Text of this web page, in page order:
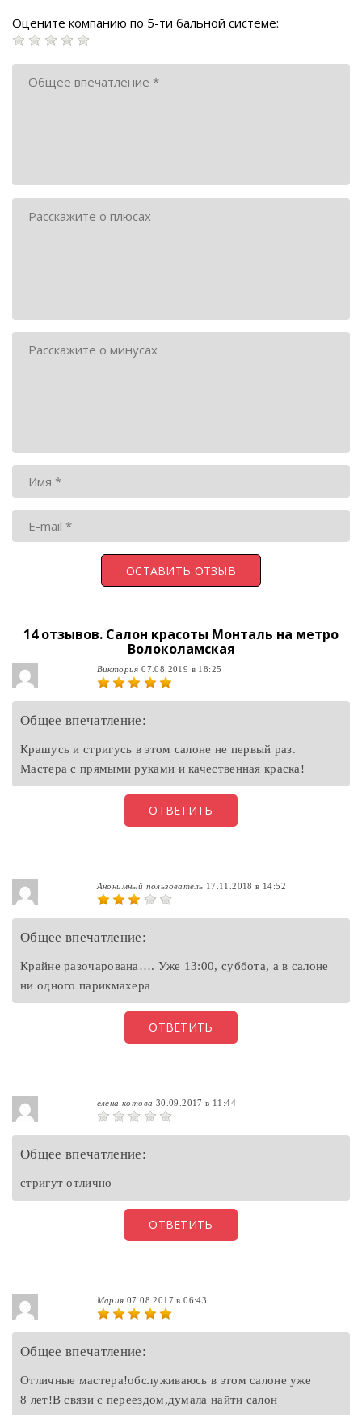
Оцените компанию по 5-ти бальной системе:
14 отзывов. Салон красоты Монталь на метро
Волоколамская
Виктория07.08.2019 в 18:25
Общее впечатление:
Крашусь и стригусь в этом салоне не первый раз.
Мастера с прямыми руками и качественная краска!
ОТВЕТИТЬ
Анонимный пользователь 17.11.2018 в 14:52
Общее впечатление:
Крайне разочарована…. Уже 13:00, суббота, а в салоне
ни одного парикмахера
ОТВЕТИТЬ
елена котова 30.09.2017 в 11:44
Общее впечатление:
стригут отлично
ОТВЕТИТЬ
Мария 07.08.2017 в 06:43
Общее впечатление:
Отличные мастера!обслуживаюсь в этом салоне уже
8 лет!В связи с переездом,думала найти салон